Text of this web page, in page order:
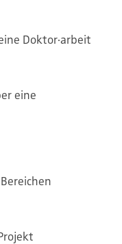
Doktor·arbeit
eine